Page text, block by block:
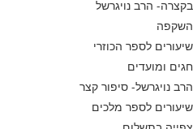
בקצרה- הרב נויגרשל
השקפה
שיעורים לספר הכוזרי
חגים ומועדים
הרב נויגרשל- סיפור קצר
שיעורים לספר מלכים